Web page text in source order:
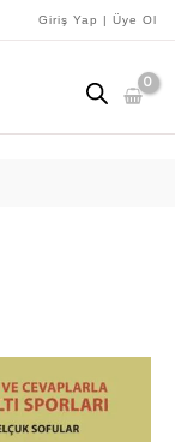
Giriş Yap | Üye Ol